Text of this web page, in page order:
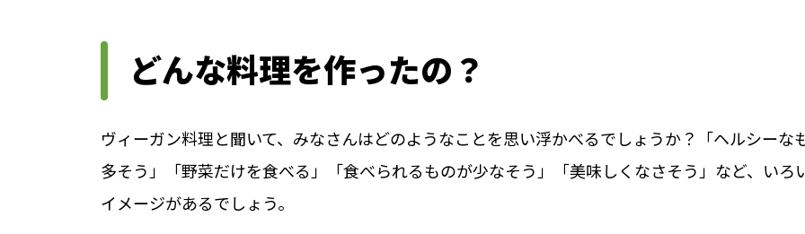
どんな料理を作ったの？
ヴィーガン料理と聞いて、みなさんはどのようなことを思い浮かべるでしょうか？「ヘルシーな
多そう」「野菜だけを食べる」「食べられるものが少なそう」「美味しくなさそう」など、いろ
イメージがあるでしょう。